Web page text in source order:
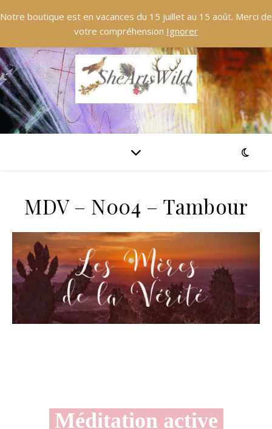
Notre boutique est en vacances du 15 juillet au 15 août. Merci de
votre compréhension Ignorer
MDV – N004 – Tambour
Méditation active